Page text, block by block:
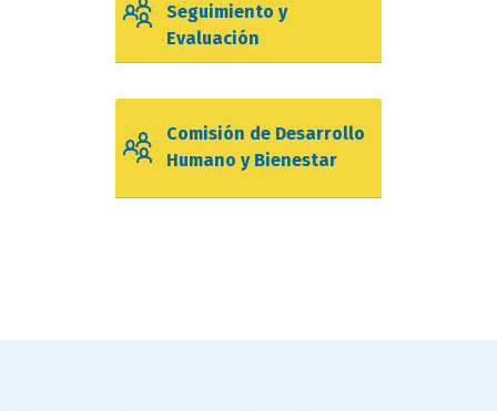
Seguimiento y
Evaluación
Comisión de Desarrollo
Humano y Bienestar